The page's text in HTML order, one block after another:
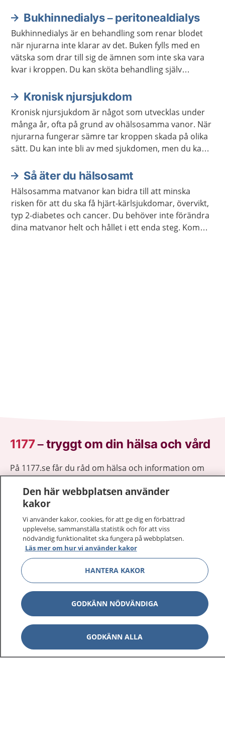
Bukhinnedialys – peritonealdialys
Bukhinnedialys är en behandling som renar blodet
när njurarna inte klarar av det. Buken fylls med en
vätska som drar till sig de ämnen som inte ska vara
kvar i kroppen. Du kan sköta behandling själv
Kronisk njursjukdom
Kronisk njursjukdom är något som utvecklas under
många år, ofta på grund av ohälsosamma vanor. När
njurarna fungerar sämre tar kroppen skada på olika
sätt. Du kan inte bli av med sjukdomen, men du kan
njurarna fungerar mycket dåligt finns det speciell
Så äter du hälsosamt
Hälsosamma matvanor kan bidra till att minska
risken för att du ska få hjärt-kärlsjukdomar, övervikt,
typ 2-diabetes och cancer. Du behöver inte förändra
dina matvanor helt och hållet i ett enda steg. Kom
1177–tryggt om din hälsa och vård
På 1177.se får du råd om hälsa och information om
sjukdomar och vilka mottagningar du kan kontakta.
Logga in för att läsa din journal och göra dina
vårdärenden. Ring telefonnummer 1177 för
sjukvårdsrådgivning dygnet runt.
1177 ger dig råd när du vill må bättre.
1177 på flera språk Visa
Om 1177 Visa
Kontakt Visa
Den här webbplatsen använder
kakor
Vi använder kakor, cookies, för att ge dig en förbättrad
upplevelse, sammanställa statistik och för att viss
nödvändig funktionalitet ska fungera på webbplatsen.
Läs mer om hur vi använder kakor
HANTERA KAKOR
GODKÄNN NÖDVÄNDIGA
GODKÄNN ALLA